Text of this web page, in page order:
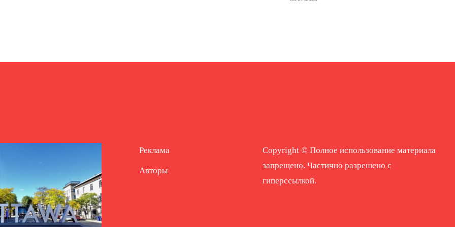
Реклама
Авторы
Copyright © Полное использование материала
запрещено. Частично разрешено с
гиперссылкой.